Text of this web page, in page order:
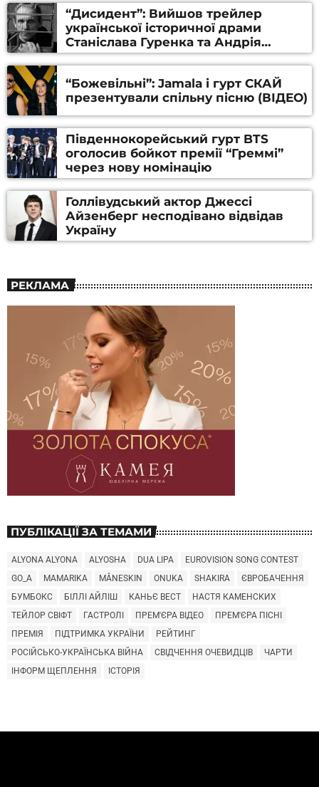
“Дисидент”: Вийшов трейлер
української історичної драми
Станіслава Гуренка та Андрія
Алфьорова (ВІДЕО)
“Божевільні”: Jamala і гурт СКАЙ
презентували спільну пісню (ВІДЕО)
Південнокорейський гурт BTS
оголосив бойкот премії “Греммі”
через нову номінацію
Голлівудський актор Джессі
Айзенберг несподівано відвідав
Україну
РЕКЛАМА
ПУБЛІКАЦІЇ ЗА ТЕМАМИ
ALYONA ALYONA ALYOSHA DUA LIPA
EUROVISION SONG CONTEST
GO_A
MAMARIKA MÅNESKIN ONUKA SHAKIRA
ЄВРОБАЧЕННЯ
БУМБОКС
БІЛЛІ АЙЛІШ КАНЬЄ ВЕСТ
НАСТЯ КАМЕНСКИХ
ТЕЙЛОР СВІФТ
ГАСТРОЛІ ПРЕМ'ЄРА ВІДЕО
ПРЕМ'ЄРА ПІСНІ
ПРЕМІЯ
ПІДТРИМКА УКРАЇНИ
РЕЙТИНГ
РОСІЙСЬКО-УКРАЇНСЬКА ВІЙНА
СВІДЧЕННЯ ОЧЕВИДЦІВ
ЧАРТИ
ІНФОРМ ЩЕПЛЕННЯ
ІСТОРІЯ